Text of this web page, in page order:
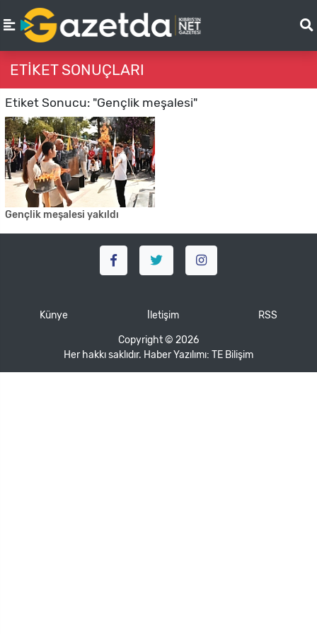
ETIKET SONUÇLARI
Etiket Sonucu: "Gençlik meşalesi"
Gençlik meşalesi yakıldı
Künye İletişim RSS
Copyright © 2026
Her hakkı saklıdır. Haber Yazılımı: TE Bilişim